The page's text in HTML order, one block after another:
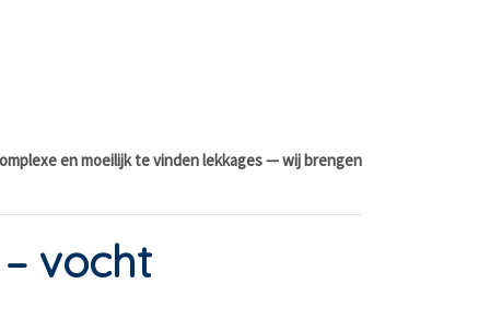
en moeilijk te vinden lekkages — wij brengen
vocht